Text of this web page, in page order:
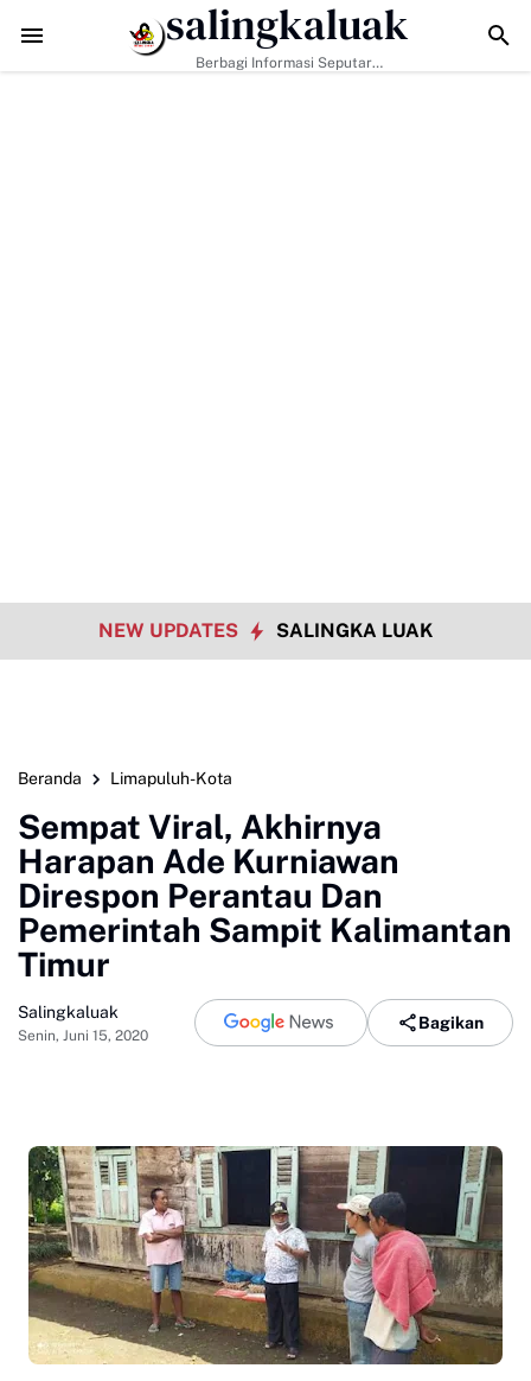
Tantangan Era Digital, Arisal Aziz Ajak Masyarakat Perkuat
salingkaluak
Berbagi Informasi Seputar
NEW UPDATES SALINGKA LUAK
Beranda Limapuluh-Kota
Sempat Viral, Akhirnya
Harapan Ade Kurniawan
Direspon Perantau Dan
Pemerintah Sampit Kalimantan
Timur
Salingkaluak
Senin, Juni 15, 2020
Bagikan